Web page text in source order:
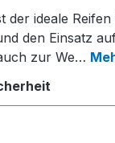
der ideale
den Einsatz
zur We…